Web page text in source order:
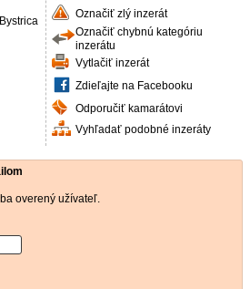
Označiť zlý inzerát
Označiť chybnú kategóriu
inzerátu
Vytlačiť inzerát
Zdieľajte na Facebooku
Odporučiť kamarátovi
Vyhľadať podobné inzeráty
overený užívateľ.